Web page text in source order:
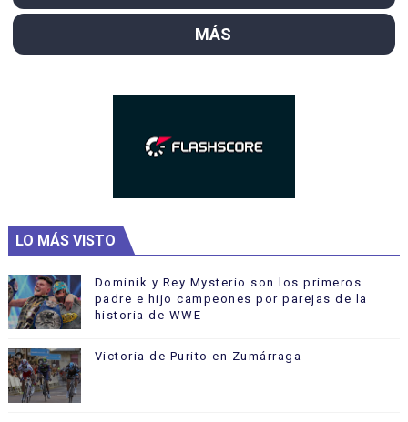
MÁS
LO MÁS VISTO
Dominik y Rey Mysterio son los primeros
padre e hijo campeones por parejas de la
historia de WWE
Victoria de Purito en Zumárraga